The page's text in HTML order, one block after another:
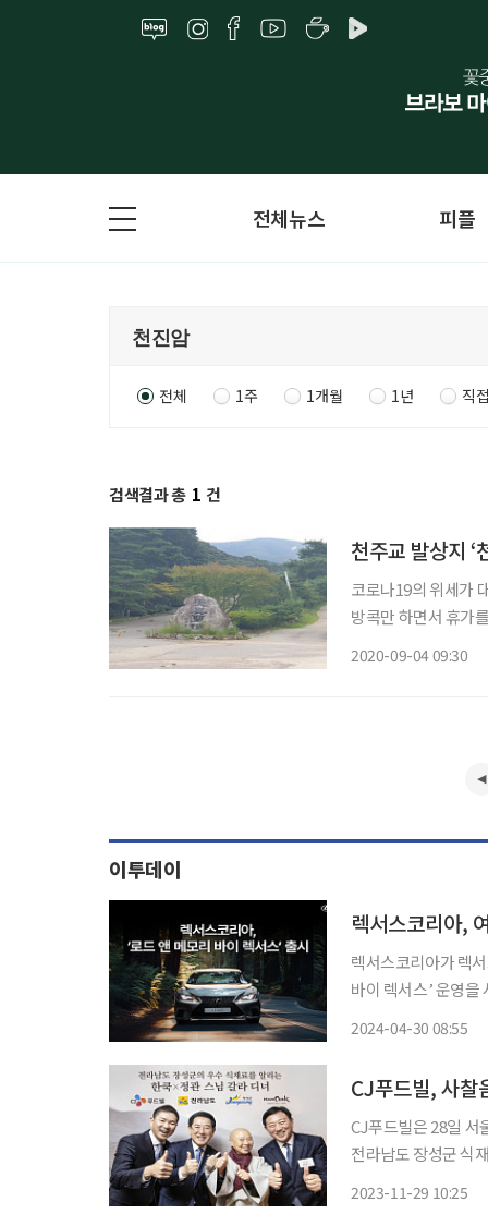
전체뉴스 피플
전체 1주 1개월 1년 직
검색결과 총 1 건
천주교 발상지 ‘
코로나19의 위세가
방콕만 하면서 휴가
2020-09-04 09:30
이투데이
렉서스코리아,
렉서스코리아가 렉
바이 렉서스’ 운영을 시작한다고 30일
2024-04-30 08:55
CJ푸드빌, 사찰
CJ푸드빌은 28일 서
전라남도 장성군 식
2023-11-29 10:25